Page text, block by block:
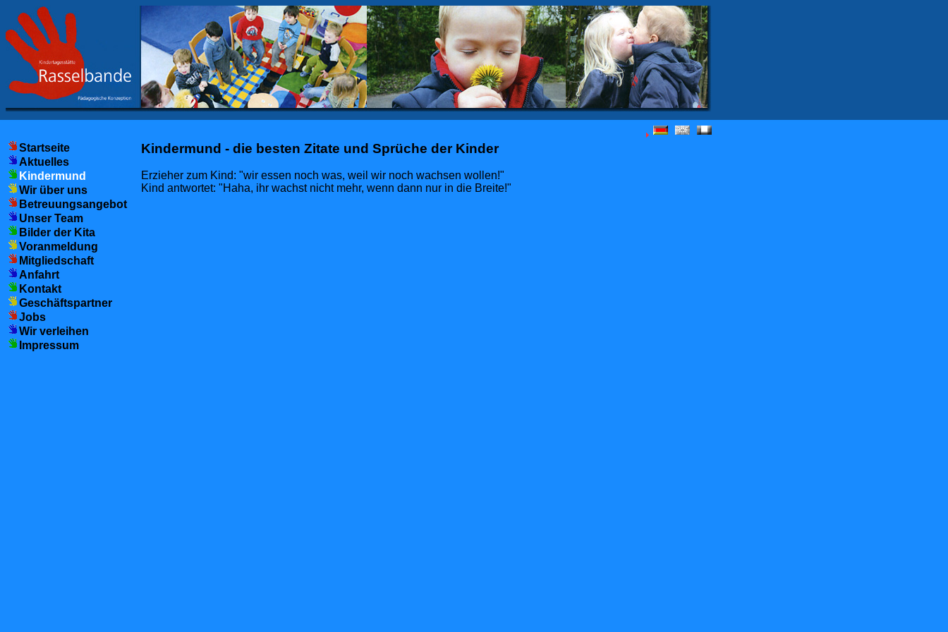
Startseite
Aktuelles
Kindermund
Wir über uns
Betreuungsangebot
Unser Team
Bilder der Kita
Voranmeldung
Mitgliedschaft
Anfahrt
Kontakt
Geschäftspartner
Jobs
Wir verleihen
Impressum
Kindermund - die besten Zitate und Sprüche der Kinder
Erzieher zum Kind: "wir essen noch was, weil wir noch wachsen wollen!"
Kind antwortet: "Haha, ihr wachst nicht mehr, wenn dann nur in die Breite!"